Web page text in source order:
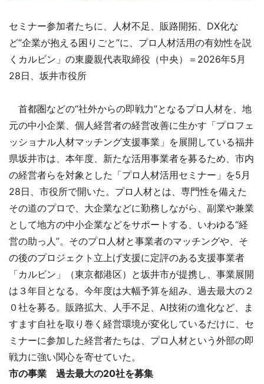
セミナー参加者たちに、人材不足、販路開拓、DX化な
ど“企業が抱える困りごと”に、プロ人材活用の有効性を説
くカルビン」の東慶親代表取締役（中央）＝2026年5月
28日、坂井市役所
首都圏などの“社外からの即戦力”となるプロ人材を、地
元の中小企業、個人経営者の経営改善に生かす「プロフェ
ッショナル人材マッチング支援事業」を展開している福井
県坂井市は、本年度、新たな活用事業者を募るため、市内
の経営者らを対象とした「プロ人材活用セミナー」を5月
28日、市役所で開いた。プロ人材とは、専門性を備えた
その道のプロで、大企業などに勤務しながら、副業や兼業
として地方の中小企業などをサポートする、いわゆる“経
営の助っ人”。そのプロ人材と事業者のマッチングや、そ
の後のプロジェクト立上げ支援に定評のある支援事業者
「カルビン」（東京都港区）と坂井市が提携し、事業展開
は３年目となる。今年度は大幅予算を組み、過去最大の２
０社を募る。販路拡大、人手不足、AI技術の進化など、ま
すます自社を取り巻く経営環境が変化しているだけに、セ
ミナーに参加した経営者たちは、プロ人材という外部の即
戦力に強い関心を寄せていた。
市の事業 過去最大の20社を募集